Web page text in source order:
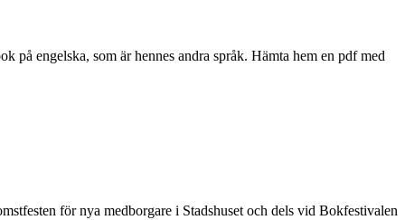
på engelska, som är hennes andra språk. Hämta hem en pdf med
för nya medborgare i Stadshuset och dels vid Bokfestivalen